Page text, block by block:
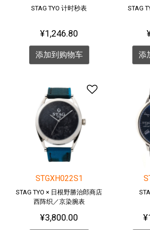
STAG TYO 计时秒表
¥1,246.80
添加到购物车
STAG
添
添加到愿
STGXH022S1
STAG TYO × 日根野勝治郎商店
西阵织／京染腕表
¥3,800.00